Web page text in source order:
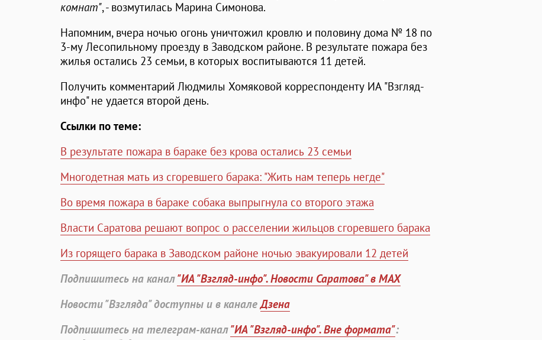
комнат", - возмутилась Марина Симонова.
Напомним, вчера ночью огонь уничтожил кровлю и половину дома № 18 по
3-му Лесопильному проезду в Заводском районе. В результате пожара без
жилья остались 23 семьи, в которых воспитываются 11 детей.
Получить комментарий Людмилы Хомяковой корреспонденту ИА "Взгляд-
инфо" не удается второй день.
Ссылки по теме:
В результате пожара в бараке без крова остались 23 семьи
Многодетная мать из сгоревшего барака: "Жить нам теперь негде"
Во время пожара в бараке собака выпрыгнула со второго этажа
Власти Саратова решают вопрос о расселении жильцов сгоревшего барака
Из горящего барака в Заводском районе ночью эвакуировали 12 детей
Подпишитесь на канал"ИА "Взгляд-инфо". Новости Саратова" в MAX
Новости "Взгляда" доступны и в каналеДзена
Подпишитесь на телеграм-канал"ИА "Взгляд-инфо". Вне формата":